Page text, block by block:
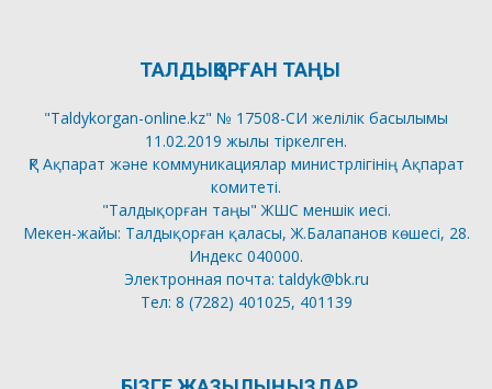
ТАЛДЫҚОРҒАН ТАҢЫ
"Taldykorgan-online.kz" № 17508-СИ желілік басылымы
11.02.2019 жылы тіркелген.
ҚР Ақпарат және коммуникациялар министрлігінің Ақпарат
комитеті.
"Талдықорған таңы" ЖШС меншік иесі.
Мекен-жайы: Талдықорған қаласы, Ж.Балапанов көшесі, 28.
Индекс 040000.
Электронная почта: taldyk@bk.ru
Тел: 8 (7282) 401025, 401139